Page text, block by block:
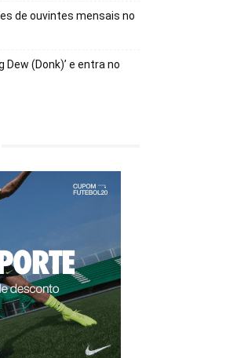
de ouvintes mensais no
Dew (Donk)’ e entra no